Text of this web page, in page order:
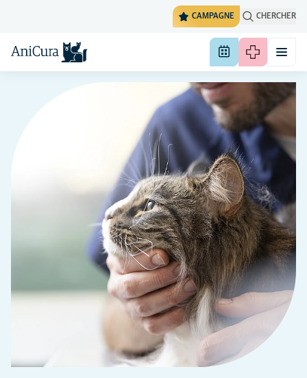
CAMPAGNE CHERCHER